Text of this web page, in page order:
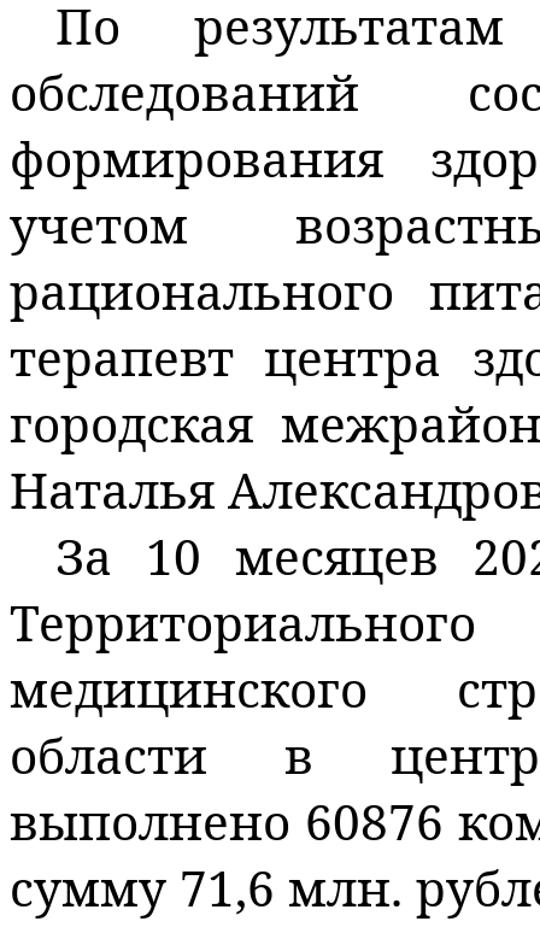
По
обследований
формирования
учетом
рационального
терапевт центра
городская
Наталья
За 10 месяцев
медицинского
области в
выполнено 60876
сумму 71,6 млн.